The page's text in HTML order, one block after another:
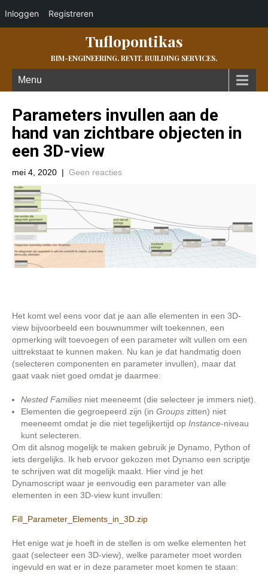
Inloggen Registreren
Tuflopontikas
BIM-ENGINEERING. REVIT. BUILDING SERVICES.
Menu
Parameters invullen aan de
hand van zichtbare objecten in
een 3D-view
mei 4, 2020 | Geen reacties
Het komt wel eens voor dat je aan alle elementen in een 3D-
view bijvoorbeeld een bouwnummer wilt toekennen, een
opmerking wilt toevoegen of een parameter wilt vullen om een
uittrekstaat te kunnen maken. Nu kan je dat handmatig doen
(selecteren componenten en parameter invullen), maar dat
gaat vaak niet goed omdat je daarmee:
Nested Families niet meeneemt (die selecteer je immers niet).
Elementen die gegroepeerd zijn (in Groups zitten) niet
meeneemt omdat je die niet tegelijkertijd op Instance-niveau
kunt selecteren.
Om dit alsnog mogelijk te maken gebruik je Dynamo, Python of
iets dergelijks. Ik heb ervoor gekozen met Dynamo een scriptje
te schrijven wat dit mogelijk maakt. Hier vind je het
Dynamoscript waar je eenvoudig een parameter van alle
elementen in een 3D-view kunt invullen:
Fill_Parameter_Elements_in_3D.zip
Het enige wat je hoeft in de stellen is om welke elementen het
gaat (selecteer een 3D-view), welke parameter moet worden
ingevuld en wat er in deze parameter moet komen te staan: